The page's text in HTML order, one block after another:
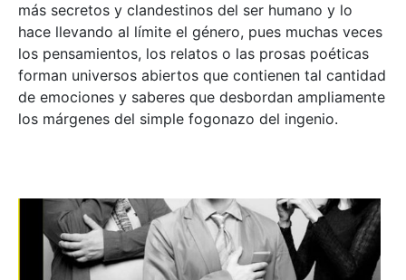
más secretos y clandestinos del ser humano y lo
hace llevando al límite el género, pues muchas veces
los pensamientos, los relatos o las prosas poéticas
forman universos abiertos que contienen tal cantidad
de emociones y saberes que desbordan ampliamente
los márgenes del simple fogonazo del ingenio.